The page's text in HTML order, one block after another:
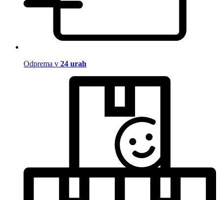
Odprema v 24 urah